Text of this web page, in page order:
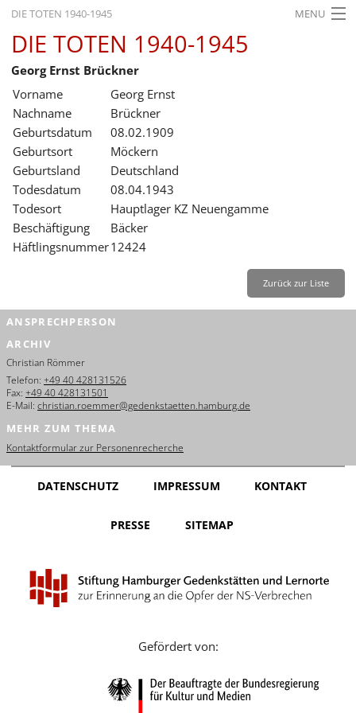
DIE TOTEN 1940-1945 MENU
STARTSEITE
AKTUELLES
AUSSTELLUNGEN
GESCHICHTE
BILDUNG
FORSCHUNG
SERVICE
Français
Dansk
Español
Nederlands
Português
Русский
Leichte Sprache
DIE TOTEN 1940-1945
Georg Ernst Brückner
Vorname
Georg Ernst
Nachname
Brückner
Geburtsdatum
08.02.1909
Geburtsort
Möckern
Geburtsland
Deutschland
Todesdatum
08.04.1943
Todesort
Hauptlager KZ Neuengamme
Beschäftigung
Bäcker
Häftlingsnummer12424
Zurück zur Liste
ANSPRECHPERSON
ARCHIV
Christian Römmer
Telefon: +49 40 428131526
Fax: +49 40 428131501
E-Mail: christian.roemmer@gedenkstaetten.hamburg.de
MEHR ZUM THEMA
Kontaktformular zur Personenrecherche
DATENSCHUTZ IMPRESSUM KONTAKT
PRESSE SITEMAP
Gefördert von: